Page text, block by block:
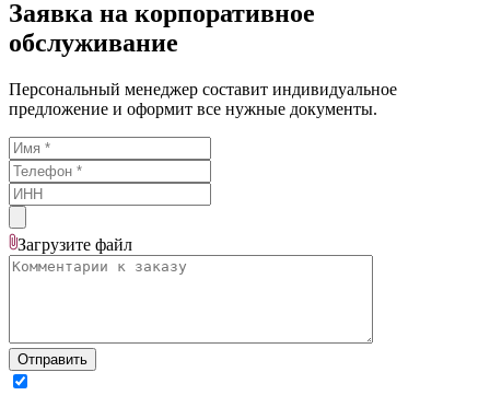
Заявка на корпоративное
обслуживание
Персональный менеджер составит индивидуальное
предложение и оформит все нужные документы.
Загрузите файл
Отправить